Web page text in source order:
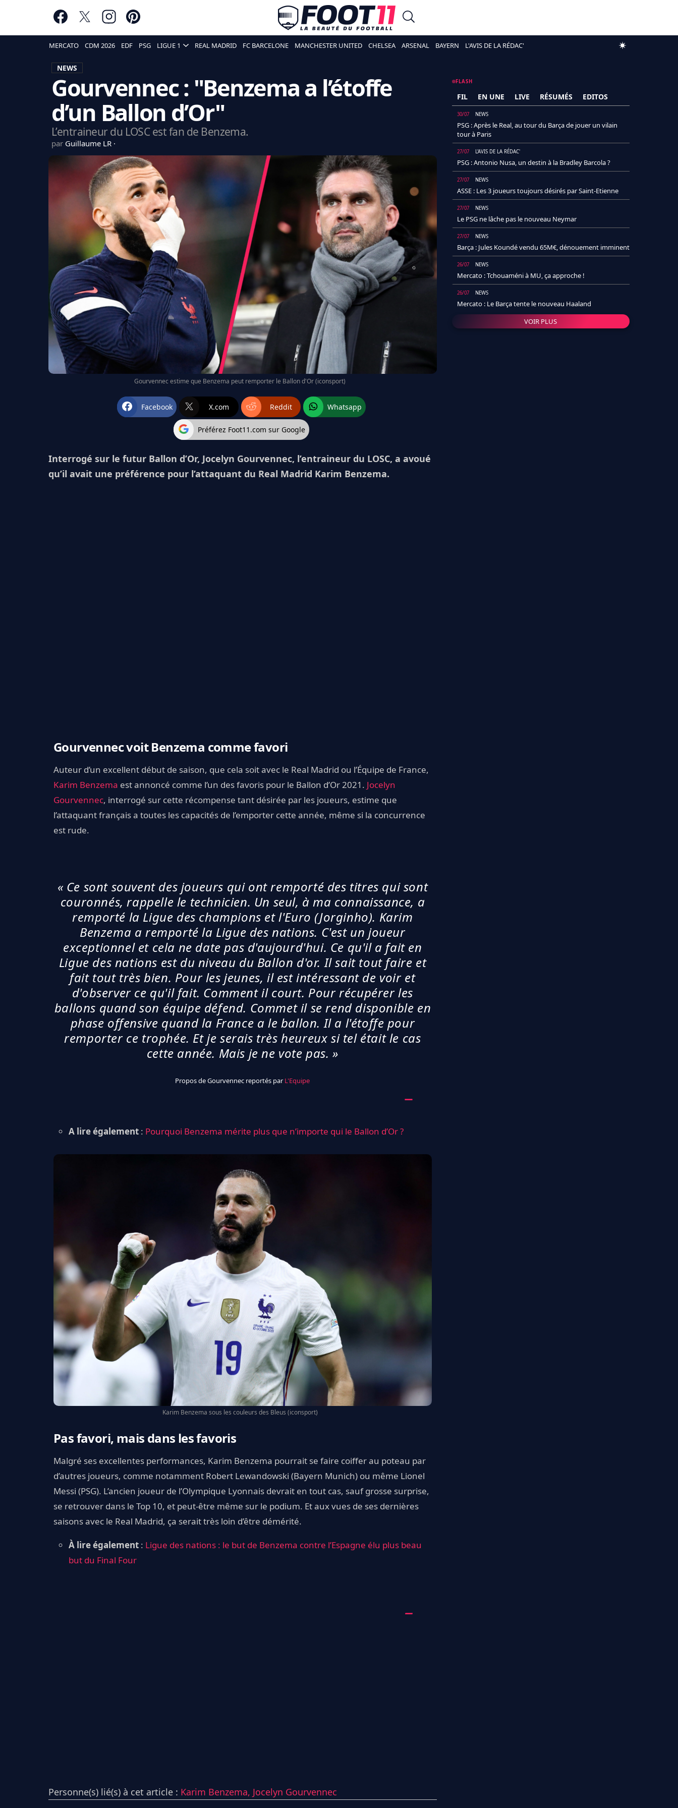
MERCATO CDM 2026 EDF PSG LIGUE 1 REAL MADRID FC BARCELONE MANCHESTER UNITED CHELSEA ARSENAL BAYERN L'AVIS DE LA RÉDAC'
NEWS
Gourvennec : "Benzema a l’étoffe
d’un Ballon d’Or"
L’entraineur du LOSC est fan de Benzema.
par Guillaume LR
Gourvennec estime que Benzema peut remporter le Ballon d'Or (iconsport)
Facebook X.com Reddit Whatsapp
Préférez Foot11.com sur Google
Interrogé sur le futur Ballon d’Or, Jocelyn Gourvennec, l’entraineur du LOSC, a avoué
qu’il avait une préférence pour l’attaquant du Real Madrid Karim Benzema.
Gourvennec voit Benzema comme favori
Auteur d’un excellent début de saison, que cela soit avec le Real Madrid ou l’Équipe de France,
Karim Benzema est annoncé comme l’un des favoris pour le Ballon d’Or 2021. Jocelyn
Gourvennec, interrogé sur cette récompense tant désirée par les joueurs, estime que
l’attaquant français a toutes les capacités de l’emporter cette année, même si la concurrence
est rude.
« Ce sont souvent des joueurs qui ont remporté des titres qui sont
couronnés, rappelle le technicien. Un seul, à ma connaissance, a
remporté la Ligue des champions et l'Euro (Jorginho). Karim
Benzema a remporté la Ligue des nations. C'est un joueur
exceptionnel et cela ne date pas d'aujourd'hui. Ce qu'il a fait en
Ligue des nations est du niveau du Ballon d'or. Il sait tout faire et
fait tout très bien. Pour les jeunes, il est intéressant de voir et
d'observer ce qu'il fait. Comment il court. Pour récupérer les
ballons quand son équipe défend. Commet il se rend disponible en
phase offensive quand la France a le ballon. Il a l'étoffe pour
remporter ce trophée. Et je serais très heureux si tel était le cas
cette année. Mais je ne vote pas. »
Propos de Gourvennec reportés par L'Equipe
A lire également : Pourquoi Benzema mérite plus que n’importe qui le Ballon d’Or ?
Karim Benzema sous les couleurs des Bleus (iconsport)
Pas favori, mais dans les favoris
Malgré ses excellentes performances, Karim Benzema pourrait se faire coiffer au poteau par
d’autres joueurs, comme notamment Robert Lewandowski (Bayern Munich) ou même Lionel
Messi (PSG). L’ancien joueur de l’Olympique Lyonnais devrait en tout cas, sauf grosse surprise,
se retrouver dans le Top 10, et peut-être même sur le podium. Et aux vues de ses dernières
saisons avec le Real Madrid, ça serait très loin d’être démérité.
À lire également : Ligue des nations : le but de Benzema contre l’Espagne élu plus beau
but du Final Four
Personne(s) lié(s) à cet article : Karim Benzema, Jocelyn Gourvennec
FLASH
FIL EN UNE LIVE RÉSUMÉS EDITOS
30/07 NEWS
PSG : Après le Real, au tour du Barça de jouer un vilain
tour à Paris
27/07 L'AVIS DE LA RÉDAC'
PSG : Antonio Nusa, un destin à la Bradley Barcola ?
27/07 NEWS
ASSE : Les 3 joueurs toujours désirés par Saint-Etienne
27/07 NEWS
Le PSG ne lâche pas le nouveau Neymar
27/07 NEWS
Barça : Jules Koundé vendu 65M€, dénouement imminent
26/07 NEWS
Mercato : Tchouaméni à MU, ça approche !
26/07 NEWS
Mercato : Le Barça tente le nouveau Haaland
VOIR PLUS